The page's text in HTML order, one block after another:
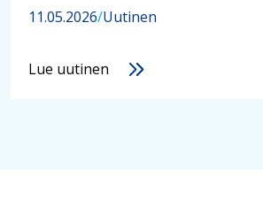
11.05.2026/Uutinen
Lue uutinen